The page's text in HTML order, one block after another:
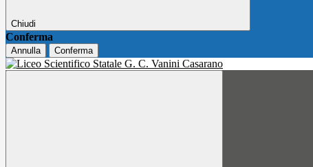
Chiudi
Conferma
Annulla Conferma